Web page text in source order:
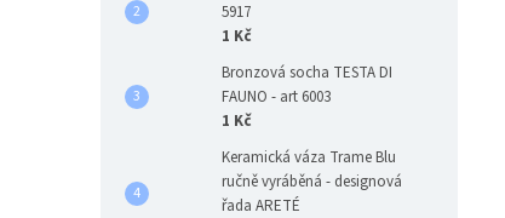
5917
1 Kč
Bronzová socha TESTA DI
FAUNO - art 6003
1 Kč
Keramická váza Trame Blu
ručně vyráběná - designová
řada ARETÉ